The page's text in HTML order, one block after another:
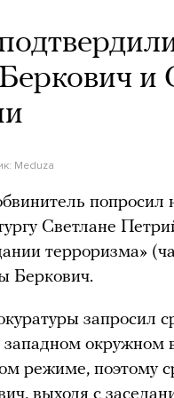
и
Meduza
Светлане
терроризма»
Беркович.
запросил
окружном
режиме, поэтому
выходя с